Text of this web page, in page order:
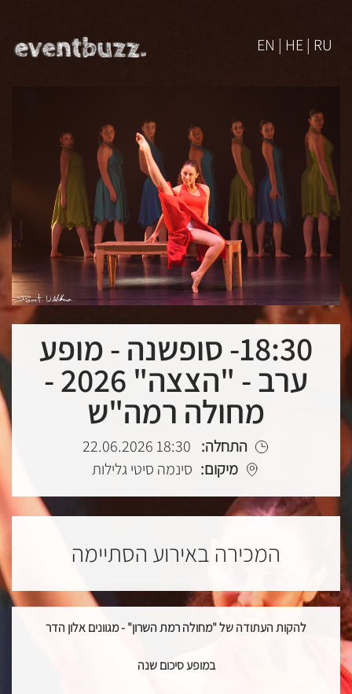
EN | HE | RU
18:30- סופשנה - מופע
ערב - "הצצה" 2026 -
מחולה רמה"ש
התחלה: 18:30 22.06.2026
מיקום: סינמה סיטי גלילות
המכירה באירוע הסתיימה
להקות העתודהשל"מחולה רמת השרון" - מגוונים אלון הדר
במופעסיכום שנה